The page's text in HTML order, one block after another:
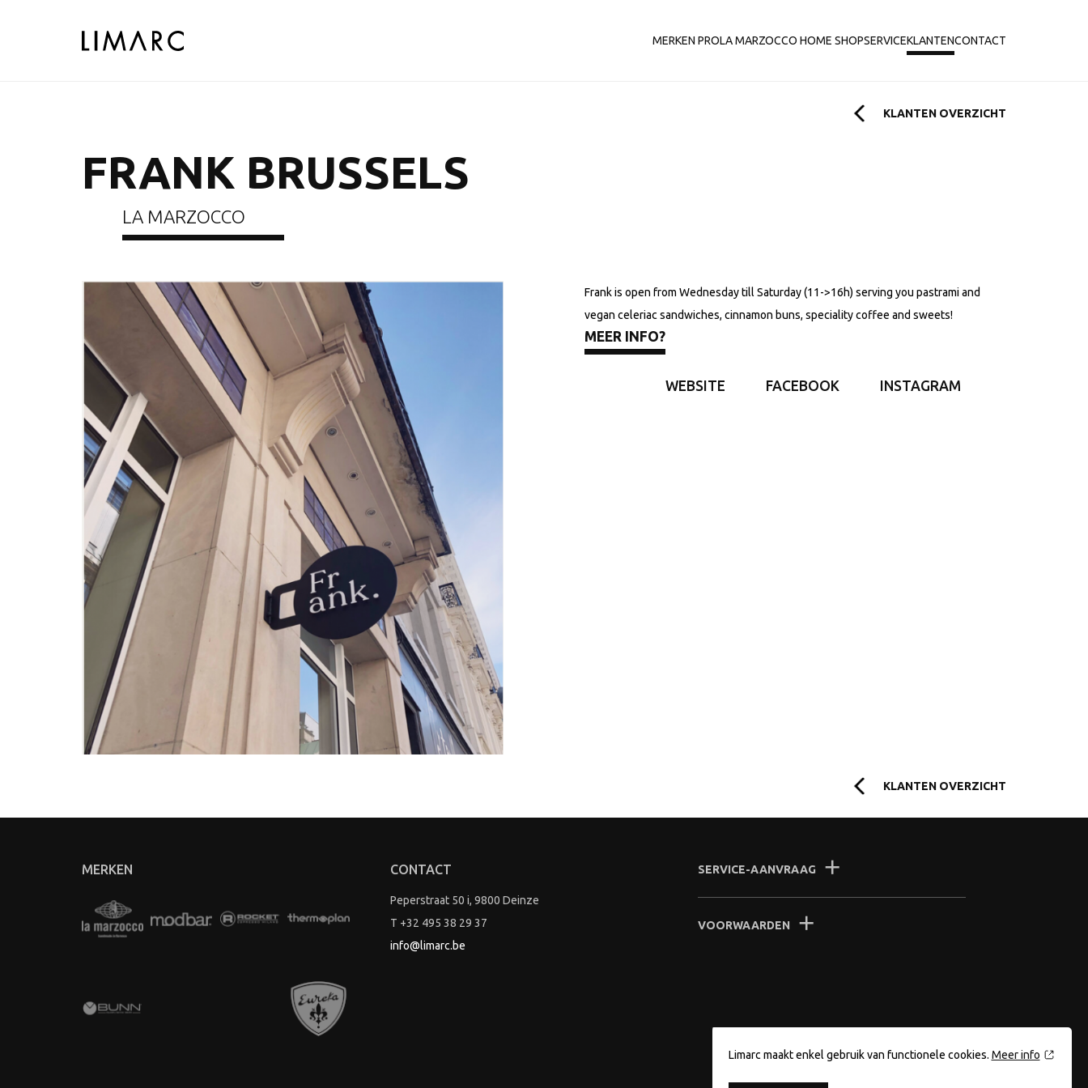
Limarc maakt enkel gebruik van functionele cookies. Meer info
MERKEN PROLA MARZOCCO HOME SHOPSERVICEKLANTENCONTACT
KLANTEN OVERZICHT
FRANK BRUSSELS
LA MARZOCCO
Frank is open from Wednesday till Saturday (11->16h) serving you pastrami and
vegan celeriac sandwiches, cinnamon buns, speciality coffee and sweets!
MEER INFO?
WEBSITE FACEBOOK INSTAGRAM
KLANTEN OVERZICHT
MERKEN CONTACT
Peperstraat 50 i, 9800 Deinze
T +32 495 38 29 37
info@limarc.be
SERVICE-AANVRAAG
VOORWAARDEN